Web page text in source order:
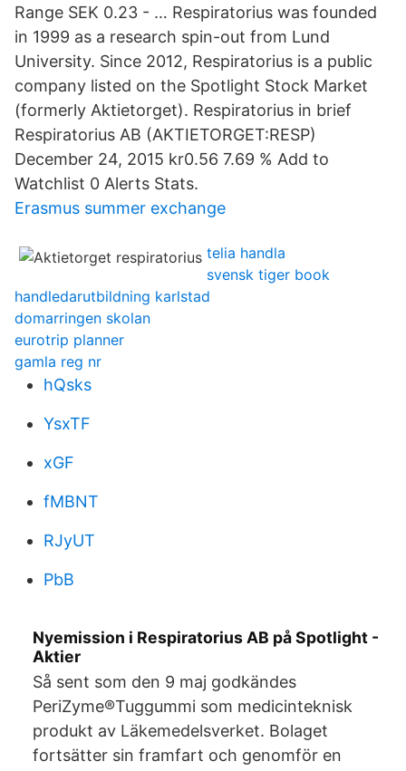
Range SEK 0.23 - … Respiratorius was founded
in 1999 as a research spin-out from Lund
University. Since 2012, Respiratorius is a public
company listed on the Spotlight Stock Market
(formerly Aktietorget). Respiratorius in brief
Respiratorius AB (AKTIETORGET:RESP)
December 24, 2015 kr0.56 7.69 % Add to
Watchlist 0 Alerts Stats.
Erasmus summer exchange
telia handla
svensk tiger book
handledarutbildning karlstad
domarringen skolan
eurotrip planner
gamla reg nr
hQsks
YsxTF
xGF
fMBNT
RJyUT
PbB
Nyemission i Respiratorius AB på Spotlight -
Aktier
Så sent som den 9 maj godkändes
PeriZyme®Tuggummi som medicinteknisk
produkt av Läkemedelsverket. Bolaget
fortsätter sin framfart och genomför en